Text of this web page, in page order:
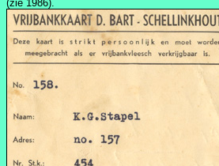
(zie 1986).